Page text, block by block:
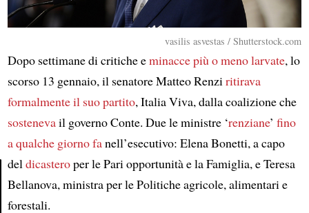
Article
vasilis asvestas / Shutterstock.com
Dopo settimane di critiche eminacce più o meno larvate, lo
scorso 13 gennaio, il senatore Matteo Renziritirava
formalmente il suo partito, Italia Viva, dalla coalizione che
sostenevail governo Conte. Due le ministre ‘renziane’ fino
a qualche giorno fanell’esecutivo: Elena Bonetti, a capo
deldicasteroper le Pari opportunità e la Famiglia, e Teresa
Bellanova, ministra per le Politiche agricole, alimentari e
forestali.